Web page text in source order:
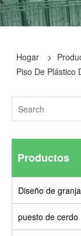
Hogar >
Piso De Plástico
Productos
Diseño de
puesto de cerdo